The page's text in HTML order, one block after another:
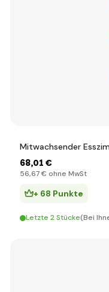
Mitwachsender
68,01 €
56,67 € ohne MwSt
+ 68 Punkte
Letzte 2 Stücke(Bei